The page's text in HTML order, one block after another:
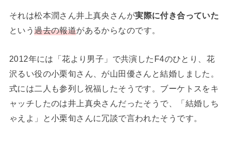
それは松本潤さん井上真央さんが実際に付き合っていた
という過去の報道があるからなのです。
2012年には「花より男子」で共演したF4のひとり、花
沢るい役の小栗旬さん、が山田優さんと結婚しました。
式には二人も参列し祝福したそうです。ブーケトスをキ
ャッチしたのは井上真央さんだったそうで、「結婚しち
ゃえよ」と小栗旬さんに冗談で言われたそうです。